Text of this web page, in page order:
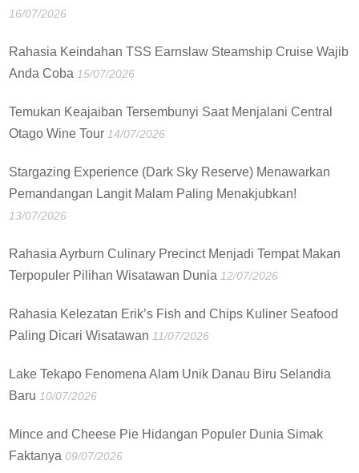
16/07/2026
Rahasia Keindahan TSS Earnslaw Steamship Cruise Wajib
Anda Coba 15/07/2026
Temukan Keajaiban Tersembunyi Saat Menjalani Central
Otago Wine Tour 14/07/2026
Stargazing Experience (Dark Sky Reserve) Menawarkan
Pemandangan Langit Malam Paling Menakjubkan!
13/07/2026
Rahasia Ayrburn Culinary Precinct Menjadi Tempat Makan
Terpopuler Pilihan Wisatawan Dunia 12/07/2026
Rahasia Kelezatan Erik’s Fish and Chips Kuliner Seafood
Paling Dicari Wisatawan 11/07/2026
Lake Tekapo Fenomena Alam Unik Danau Biru Selandia
Baru 10/07/2026
Mince and Cheese Pie Hidangan Populer Dunia Simak
Faktanya 09/07/2026